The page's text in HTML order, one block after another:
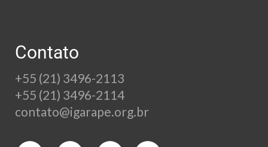
Contato
+55 (21) 3496-2113
+55 (21) 3496-2114
contato@igarape.org.br